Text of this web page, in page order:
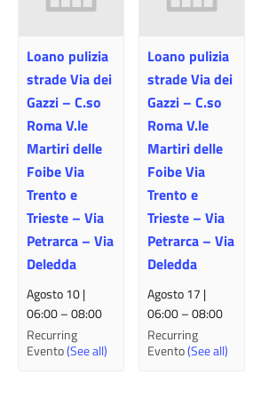
Loano pulizia
strade Via dei
Gazzi – C.so
Roma V.le
Martiri delle
Foibe Via
Trento e
Trieste – Via
Petrarca – Via
Deledda
Agosto 10 |
06:00–08:00
Recurring
Evento(See all)
Loano pulizia
strade Via dei
Gazzi – C.so
Roma V.le
Martiri delle
Foibe Via
Trento e
Trieste – Via
Petrarca – Via
Deledda
Agosto 17 |
06:00–08:00
Recurring
Evento(See all)